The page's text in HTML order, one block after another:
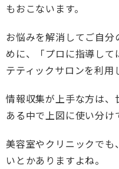
もおこないます。
お悩みを解消してご自
めに、「プロに指導し
テティックサロンを利用
情報収集が上手な方は
ある中で上図に使い分け
美容室やクリニックで
いとかありますよね。